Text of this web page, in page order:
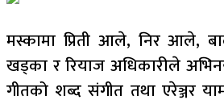
मस्कामा प्रिती आले, निर आले,
खड्का र रियाज अधिकारीले
गीतको शब्द संगीत तथा एरेञ्जर